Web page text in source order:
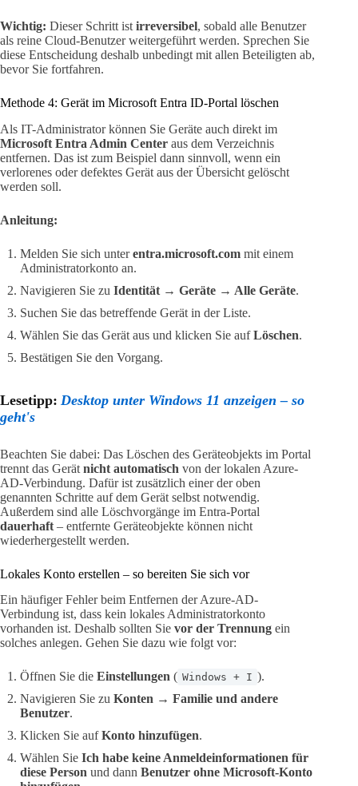
Wichtig: Dieser Schritt ist irreversibel, sobald alle Benutzer
als reine Cloud-Benutzer weitergeführt werden. Sprechen Sie
diese Entscheidung deshalb unbedingt mit allen Beteiligten ab,
bevor Sie fortfahren.
Methode 4: Gerät im Microsoft Entra ID-Portal löschen
Als IT-Administrator können Sie Geräte auch direkt im
Microsoft Entra Admin Center aus dem Verzeichnis
entfernen. Das ist zum Beispiel dann sinnvoll, wenn ein
verlorenes oder defektes Gerät aus der Übersicht gelöscht
werden soll.
Anleitung:
Melden Sie sich unterentra.microsoft.com mit einem
Administratorkonto an.
Navigieren Sie zu Identität → Geräte → Alle Geräte.
Suchen Sie das betreffende Gerät in der Liste.
Wählen Sie das Gerät aus und klicken Sie aufLöschen.
Bestätigen Sie den Vorgang.
Lesetipp: Desktop unter Windows 11 anzeigen – so
geht's
Beachten Sie dabei: Das Löschen des Geräteobjekts im Portal
trennt das Gerät nicht automatisch von der lokalen Azure-
AD-Verbindung. Dafür ist zusätzlich einer der oben
genannten Schritte auf dem Gerät selbst notwendig.
Außerdem sind alle Löschvorgänge im Entra-Portal
dauerhaft – entfernte Geräteobjekte können nicht
wiederhergestellt werden.
Lokales Konto erstellen – so bereiten Sie sich vor
Ein häufiger Fehler beim Entfernen der Azure-AD-
Verbindung ist, dass kein lokales Administratorkonto
vorhanden ist. Deshalb sollten Sie vor der Trennung ein
solches anlegen. Gehen Sie dazu wie folgt vor:
Öffnen Sie die Einstellungen ( Windows + I ).
Navigieren Sie zu Konten → Familie und andere
Benutzer.
Klicken Sie aufKonto hinzufügen.
Wählen Sie Ich habe keine Anmeldeinformationen für
diese Person und dann Benutzer ohne Microsoft-Konto